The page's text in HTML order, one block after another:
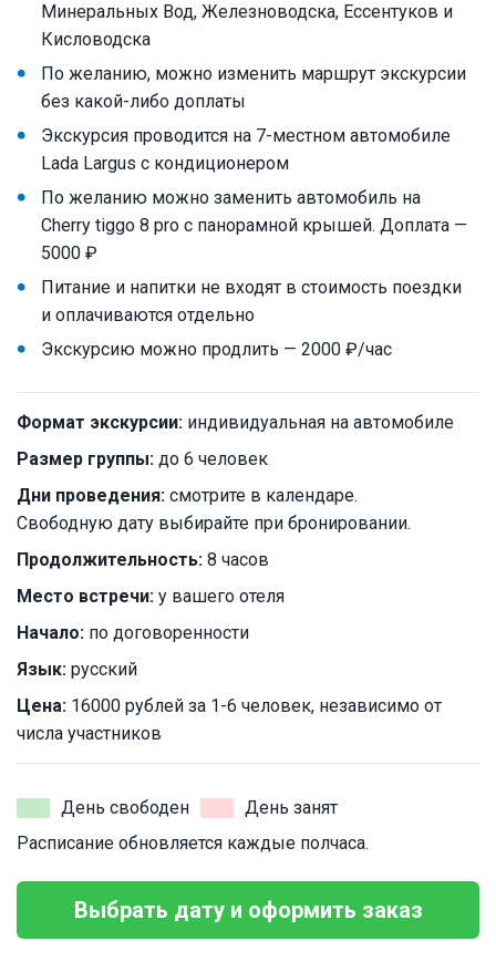
Минеральных Вод, Железноводска, Ессентуков и
Кисловодска
По желанию, можно изменить маршрут экскурсии
без какой-либо доплаты
Экскурсия проводится на 7-местном автомобиле
Lada Largus с кондиционером
По желанию можно заменить автомобиль на
Cherry tiggo 8 pro с панорамной крышей. Доплата —
5000 ₽
Питание и напитки не входят в стоимость поездки
и оплачиваются отдельно
Экскурсию можно продлить — 2000 ₽/час
Формат экскурсии: индивидуальная на автомобиле
Размер группы: до 6 человек
Дни проведения: смотрите в календаре.
Свободную дату выбирайте при бронировании.
Продолжительность: 8 часов
Место встречи: у вашего отеля
Начало: по договоренности
Язык: русский
Цена: 16000 рублей за 1-6 человек, независимо от
числа участников
День свободен
День занят
Расписание обновляется каждые полчаса.
Выбрать дату и оформить заказ